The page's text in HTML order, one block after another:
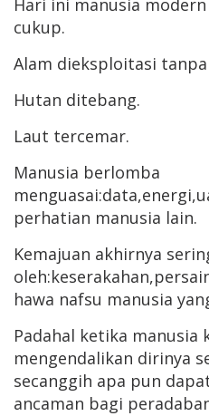
Hari ini manusia
cukup.
Alam dieksploitasi
Hutan ditebang.
Laut tercemar.
Manusia berlomba
perhatian manusia lain.
Kemajuan akhirnya
hawa nafsu manusia
Padahal ketika manusia
mengendalikan dirinya
secanggih apa pun
ancaman bagi